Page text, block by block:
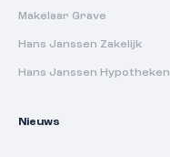
Makelaar Grave
Hans Janssen Zakelijk
Hans Janssen Hypotheken
Nieuws